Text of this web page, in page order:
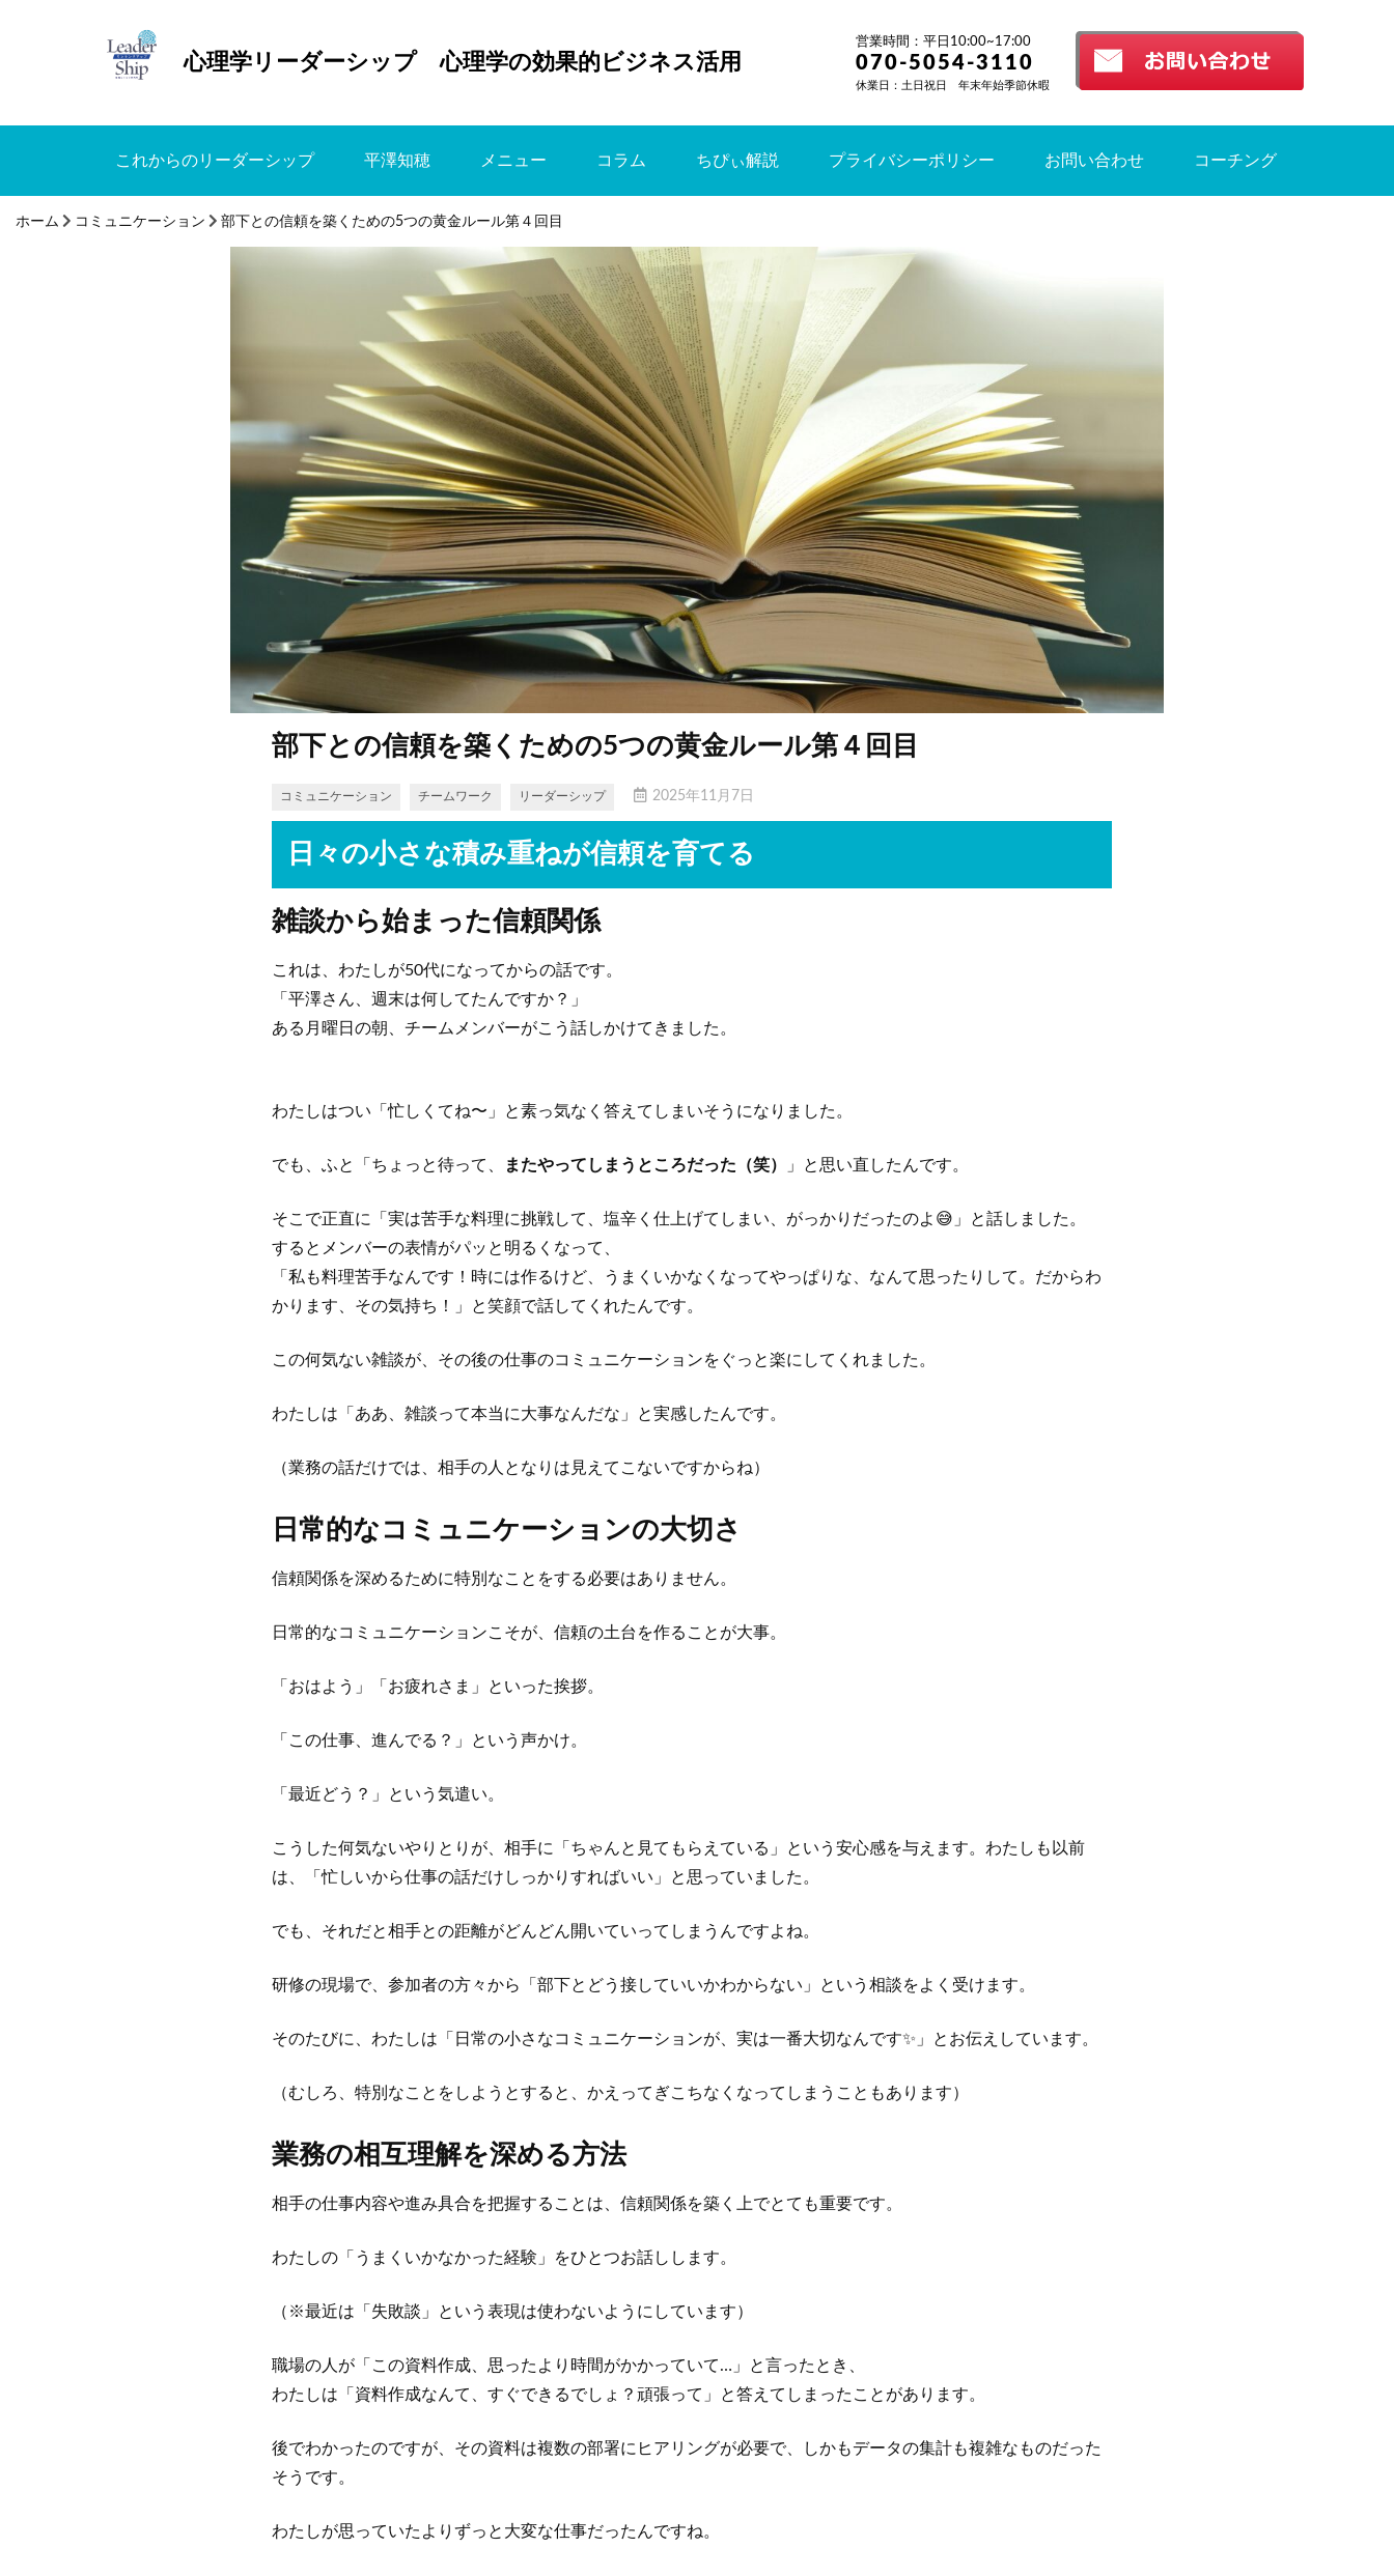
心理学リーダーシップ 心理学の効果的ビジネス活用
営業時間：平日10:00~17:00
070-5054-3110
休業日：土日祝日 年末年始季節休暇
これからのリーダーシップ 平澤知穂 メニュー コラム ちぴぃ解説 プライバシーポリシー お問い合わせ コーチング
ホーム コミュニケーション 部下との信頼を築くための5つの黄金ルール第４回目
部下との信頼を築くための5つの黄金ルール第４回目
コミュニケーション チームワーク リーダーシップ 2025年11月7日
日々の小さな積み重ねが信頼を育てる
雑談から始まった信頼関係
これは、わたしが50代になってからの話です。
「平澤さん、週末は何してたんですか？」
ある月曜日の朝、チームメンバーがこう話しかけてきました。
わたしはつい「忙しくてね〜」と素っ気なく答えてしまいそうになりました。
でも、ふと「ちょっと待って、 またやってしまうところだった（笑） 」と思い直したんです。
そこで正直に「実は苦手な料理に挑戦して、塩辛く仕上げてしまい、がっかりだったのよ😅」と話しました。
するとメンバーの表情がパッと明るくなって、
「私も料理苦手なんです！時には作るけど、うまくいかなくなってやっぱりな、なんて思ったりして。だからわ
かります、その気持ち！」と笑顔で話してくれたんです。
この何気ない雑談が、その後の仕事のコミュニケーションをぐっと楽にしてくれました。
わたしは「ああ、雑談って本当に大事なんだな」と実感したんです。
（業務の話だけでは、相手の人となりは見えてこないですからね）
日常的なコミュニケーションの大切さ
信頼関係を深めるために特別なことをする必要はありません。
日常的なコミュニケーションこそが、信頼の土台を作ることが大事。
「おはよう」「お疲れさま」といった挨拶。
「この仕事、進んでる？」という声かけ。
「最近どう？」という気遣い。
こうした何気ないやりとりが、相手に「ちゃんと見てもらえている」という安心感を与えます。わたしも以前
は、「忙しいから仕事の話だけしっかりすればいい」と思っていました。
でも、それだと相手との距離がどんどん開いていってしまうんですよね。
研修の現場で、参加者の方々から「部下とどう接していいかわからない」という相談をよく受けます。
そのたびに、わたしは「日常の小さなコミュニケーションが、実は一番大切なんです✨」とお伝えしています。
（むしろ、特別なことをしようとすると、かえってぎこちなくなってしまうこともあります）
業務の相互理解を深める方法
相手の仕事内容や進み具合を把握することは、信頼関係を築く上でとても重要です。
わたしの「うまくいかなかった経験」をひとつお話しします。
（※最近は「失敗談」という表現は使わないようにしています）
職場の人が「この資料作成、思ったより時間がかかっていて…」と言ったとき、
わたしは「資料作成なんて、すぐできるでしょ？頑張って」と答えてしまったことがあります。
後でわかったのですが、その資料は複数の部署にヒアリングが必要で、しかもデータの集計も複雑なものだった
そうです。
わたしが思っていたよりずっと大変な仕事だったんですね。